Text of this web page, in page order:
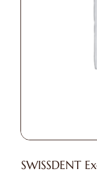
SWISSDENT